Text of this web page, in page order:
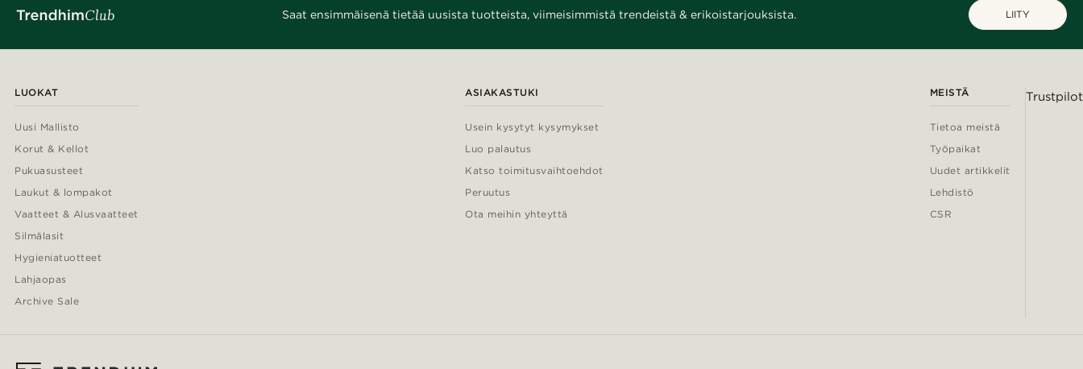
Saat ensimmäisenä tietää uusista tuotteista, viimeisimmistä trendeistä & erikoistarjouksista. LIITY
LUOKAT
Uusi Mallisto
Korut & Kellot
Pukuasusteet
Laukut & lompakot
Vaatteet & Alusvaatteet
Silmälasit
Hygieniatuotteet
Lahjaopas
Archive Sale
ASIAKASTUKI
Usein kysytyt kysymykset
Luo palautus
Katso toimitusvaihtoehdot
Peruutus
Ota meihin yhteyttä
MEISTÄ
Tietoa meistä
Työpaikat
Uudet artikkelit
Lehdistö
CSR
Trustpilot